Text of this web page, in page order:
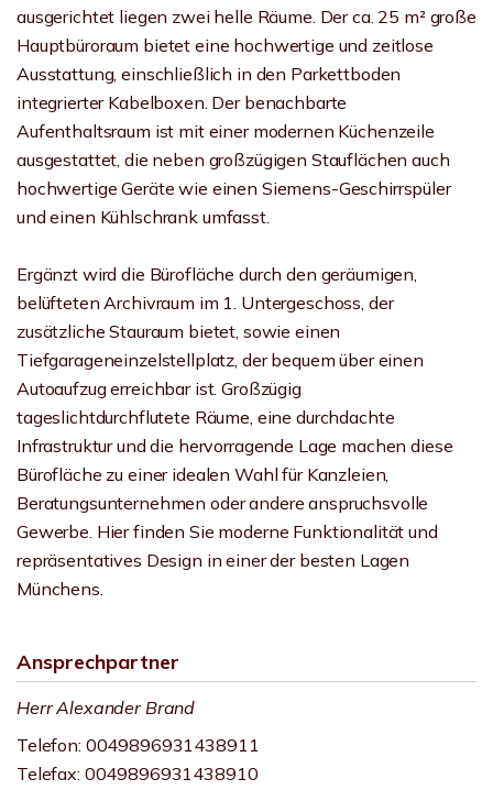
ausgerichtet liegen zwei helle Räume. Der ca. 25 m² große
Hauptbüroraum bietet eine hochwertige und zeitlose
Ausstattung, einschließlich in den Parkettboden
integrierter Kabelboxen. Der benachbarte
Aufenthaltsraum ist mit einer modernen Küchenzeile
ausgestattet, die neben großzügigen Stauflächen auch
hochwertige Geräte wie einen Siemens-Geschirrspüler
und einen Kühlschrank umfasst.
Ergänzt wird die Bürofläche durch den geräumigen,
belüfteten Archivraum im 1. Untergeschoss, der
zusätzliche Stauraum bietet, sowie einen
Tiefgarageneinzelstellplatz, der bequem über einen
Autoaufzug erreichbar ist. Großzügig
tageslichtdurchflutete Räume, eine durchdachte
Infrastruktur und die hervorragende Lage machen diese
Bürofläche zu einer idealen Wahl für Kanzleien,
Beratungsunternehmen oder andere anspruchsvolle
Gewerbe. Hier finden Sie moderne Funktionalität und
repräsentatives Design in einer der besten Lagen
Münchens.
Ansprechpartner
Herr Alexander Brand
Telefon: 0049896931438911
Telefax: 0049896931438910